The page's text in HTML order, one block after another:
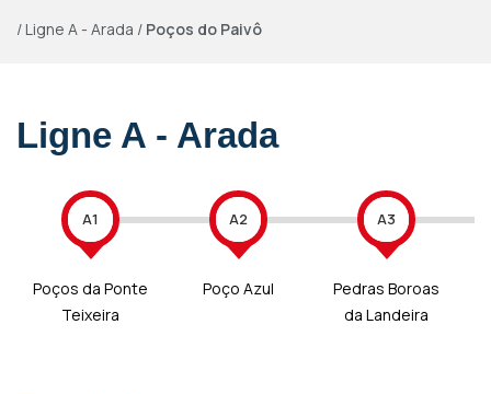
/Ligne A - Arada / Poços do Paivô
Ligne A - Arada
A1
Poços da Ponte
Teixeira
A2
Poço Azul
A3
Pedras Boroas
da Landeira